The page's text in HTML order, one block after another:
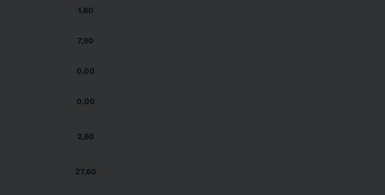
1,60
7,90
0,00
0,00
2,60
27,60